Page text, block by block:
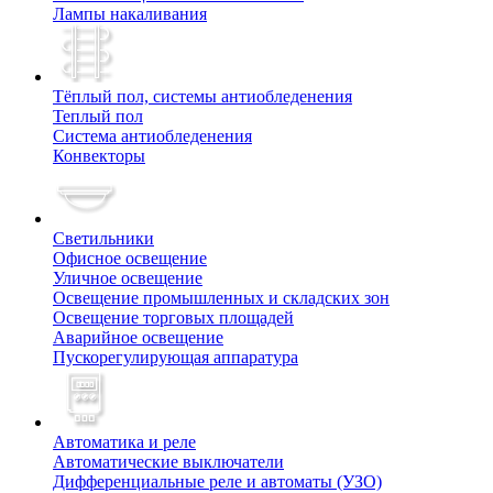
Лампы накаливания
Тёплый пол, cистемы антиобледенения
Теплый пол
Система антиобледенения
Конвекторы
Светильники
Офисное освещение
Уличное освещение
Освещение промышленных и складских зон
Освещение торговых площадей
Аварийное освещение
Пускорегулирующая аппаратура
Автоматика и реле
Автоматические выключатели
Дифференциальные реле и автоматы (УЗО)